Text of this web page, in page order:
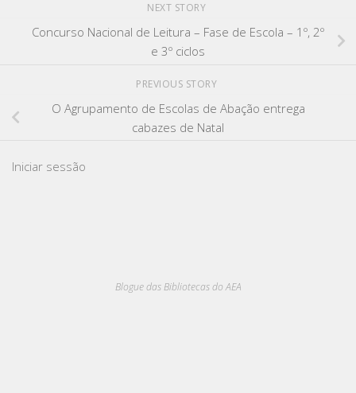
NEXT STORY
Concurso Nacional de Leitura – Fase de Escola – 1º, 2º
e 3º ciclos
PREVIOUS STORY
O Agrupamento de Escolas de Abação entrega
cabazes de Natal
Iniciar sessão
Blogue das Bibliotecas do AEA